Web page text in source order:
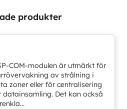
produkter
COM-modulen är utmärkt för
av strålning i
zoner eller för centralisering
datainsamling. Det kan också